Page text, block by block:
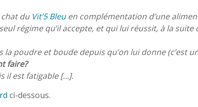
chat du Vit’5 Bleuen complémentation d’une
régime qu’il accepte, et qui lui réussit, à la suite
poudre et boude depuis qu’on lui donne (c’est
faire?
il est fatigable […].
ci-dessous.